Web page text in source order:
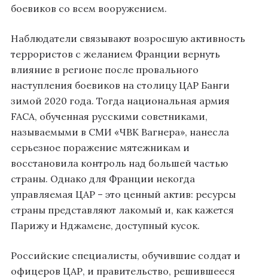
боевиков со всем вооружением.
Наблюдатели связывают возросшую активность
террористов с желанием Франции вернуть
влияние в регионе после провального
наступления боевиков на столицу ЦАР Банги
зимой 2020 года. Тогда национальная армия
FACA, обученная русскими советниками,
называемыми в СМИ «ЧВК Вагнера», нанесла
серьезное поражение мятежникам и
восстановила контроль над большей частью
страны. Однако для Франции некогда
управляемая ЦАР – это ценный актив: ресурсы
страны представляют лакомый и, как кажется
Парижу и Нджамене, доступный кусок.
Российские специалисты, обучившие солдат и
офицеров ЦАР, и правительство, решившееся